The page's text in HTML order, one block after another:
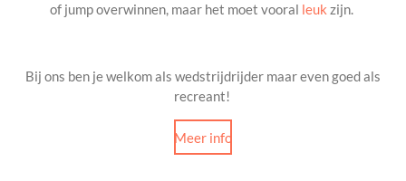
of jump overwinnen, maar het moet vooral leuk zijn.
Bij ons ben je welkom als wedstrijdrijder maar even goed als
recreant!
Meer info